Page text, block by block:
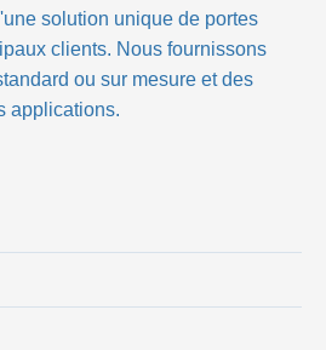
solution unique de portes
clients. Nous fournissons
ou sur mesure et des
applications.